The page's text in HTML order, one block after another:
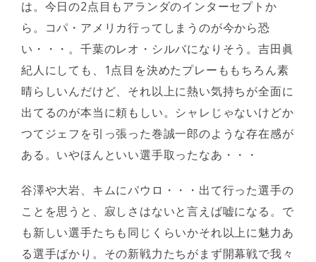
は。今日の2点目もアランダのインターセプトか
ら。コパ・アメリカ行ってしまうのが今から恐
い・・・。千葉のレオ・シルバになりそう。吉田眞
紀人にしても、1点目を決めたプレーももちろん素
晴らしいんだけど、それ以上に熱い気持ちが全面に
出てるのが本当に頼もしい。シャレじゃないけどか
つてジェフを引っ張った巻誠一郎のような存在感が
ある。いやほんといい選手取ったなあ・・・
谷澤や大岩、キムにパウロ・・・出て行った選手の
ことを思うと、寂しさはないと言えば嘘になる。で
も新しい選手たちも同じくらいかそれ以上に魅力あ
る選手ばかり。その新戦力たちがまず開幕戦で我々